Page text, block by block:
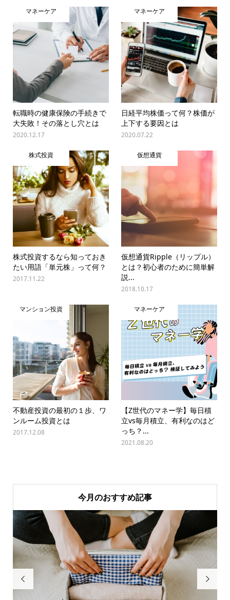
マネーケア
転職時の健康保険の手続きで
大失敗！その落とし穴とは
2020.12.17
マネーケア
日経平均株価って何？株価が
上下する要因とは
2020.07.22
株式投資
株式投資するなら知っておき
たい用語「単元株」って何？
2017.11.22
仮想通貨
仮想通貨Ripple（リップル）
とは？初心者のために簡単解
説...
2018.10.17
マンション投資
不動産投資の最初の１歩、ワ
ンルーム投資とは
2017.12.08
マネーケア
【Z世代のマネー学】毎日積
立vs毎月積立、有利なのはど
っち？...
2021.08.20
今月のおすすめ記事
 